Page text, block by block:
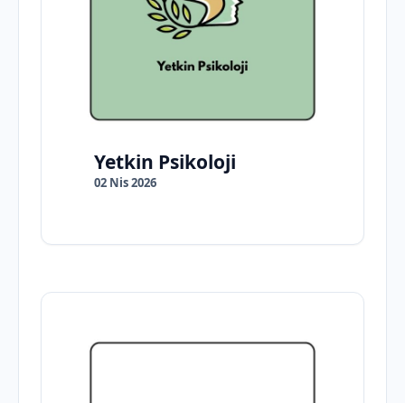
Yetkin Psikoloji
02 Nis 2026